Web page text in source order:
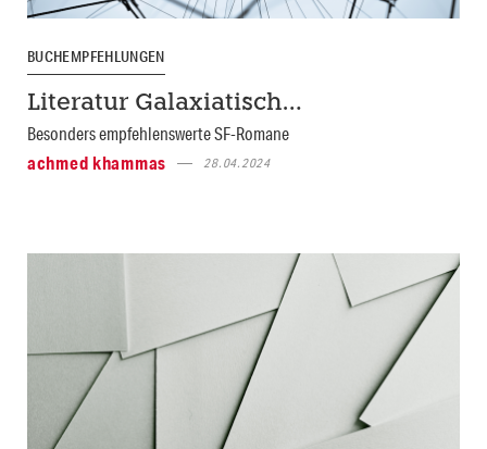
BUCHEMPFEHLUNGEN
Literatur Galaxiatisch…
Besonders empfehlenswerte SF-Romane
achmed khammas
28.04.2024